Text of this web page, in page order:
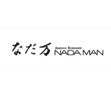
content